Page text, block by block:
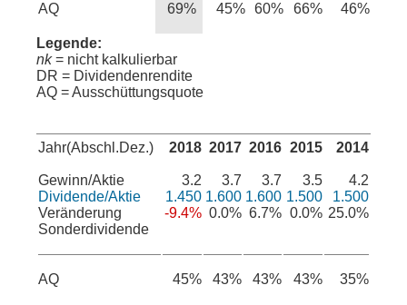
AQ 69% 45% 60% 66% 46%
Legende:
nk= nicht kalkulierbar
DR = Dividendenrendite
AQ = Ausschüttungsquote
Jahr(Abschl.Dez.)
Gewinn/Aktie
Dividende/Aktie
Veränderung
Sonderdividende
AQ
2018
3.2
1.450
-9.4%
45%
2017
3.7
1.600
0.0%
43%
2016
3.7
1.600
6.7%
43%
2015
3.5
1.500
0.0%
43%
2014
4.2
1.500
25.0%
35%